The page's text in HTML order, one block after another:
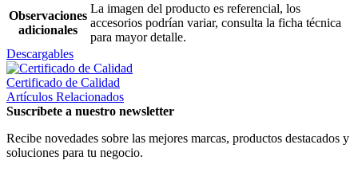
Observaciones
adicionales
La imagen del producto es referencial, los
accesorios podrían variar, consulta la ficha técnica
para mayor detalle.
Descargables
Certificado de Calidad
Artículos Relacionados
Suscríbete a nuestro newsletter
Recibe novedades sobre las mejores marcas, productos destacados y
soluciones para tu negocio.